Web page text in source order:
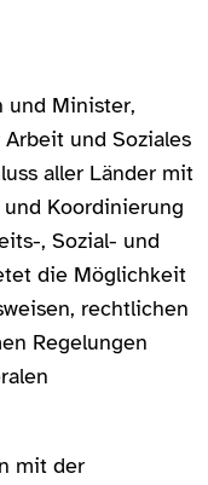
und Minister,
und Soziales
aller Länder mit
Koordinierung
, Sozial- und
die Möglichkeit
rechtlichen
Regelungen
mit der